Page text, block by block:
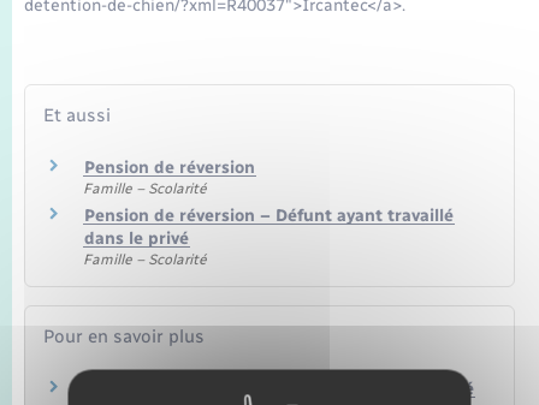
Voirie et espace public
detention-de-chien/?xml=R40037">Ircantec</a>.
Et aussi
Pension de réversion
Famille – Scolarité
Pension de réversion – Défunt ayant travaillé
dans le privé
Famille – Scolarité
Pour en savoir plus
Mes droits en cas de décès d'un proche retraité